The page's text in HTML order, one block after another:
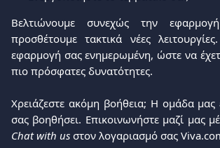
Βελτιώνουμε συνεχώς την
προσθέτουμε τακτικά νέες
εφαρμογή σας ενημερωμένη, ώστε να
πιο πρόσφατες δυνατότητες.
Χρειάζεστε ακόμη βοήθεια; Η ομάδα μας
σας βοηθήσει. Επικοινωνήστε μαζί μας
Chat with us στον λογαριασμό σας